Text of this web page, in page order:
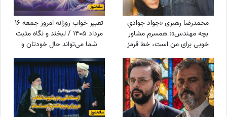
محمدرضا رهبری «جواد جوادیِ
بچه مهندس»: همسرم مشاور
خوبی برای من است، خط قرمز
من خانوادمه/عروسی خواهرم
دائم استرس داشتم که مبادا
فیلم یا عکسی از من گرفته شود
و بعدا برای من دردسر ایجاد کند!
تعبیر خواب روزانه امروز جمعه 16
مرداد 1405 / لبخند و نگاه مثبت
شما می‌تواند حال خودتان و
اطرافیانتان را بهتر کند